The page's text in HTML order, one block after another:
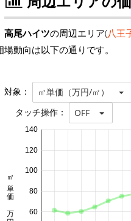
高尾ハイツの周辺エリア(八王
場動向は以下の通りです。
対象： ㎡単価（万円/㎡）
タッチ操作： OFF
60
80
100
120
140
㎡単価 万円/㎡